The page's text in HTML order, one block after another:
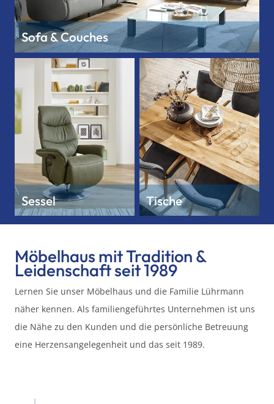
Sessel Tische
Sofa & Couches
Möbelhaus mit Tradition &
Leidenschaft seit 1989
Lernen Sie unser Möbelhaus und die Familie Lührmann
näher kennen. Als familiengeführtes Unternehmen ist uns
die Nähe zu den Kunden und die persönliche Betreuung
eine Herzensangelegenheit und das seit 1989.